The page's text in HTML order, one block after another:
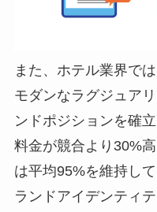
また、ホテル業界で
モダンなラグジュア
ンドポジションを確
料金が競合より30%
は平均95%を維持し
ランドアイデンティ